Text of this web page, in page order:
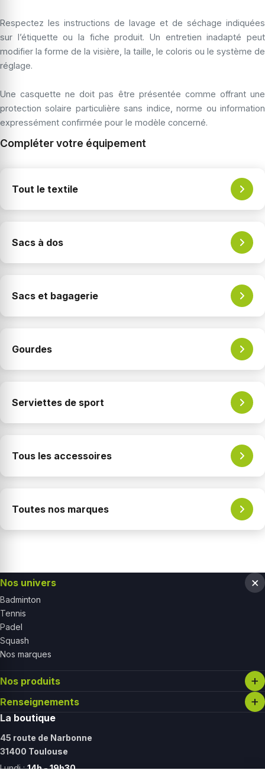
Respectez les instructions de lavage et de séchage indiquées
sur l’étiquette ou la fiche produit. Un entretien inadapté peut
modifier la forme de la visière, la taille, le coloris ou le système de
réglage.
Une casquette ne doit pas être présentée comme offrant une
protection solaire particulière sans indice, norme ou information
expressément confirmée pour le modèle concerné.
Compléter votre équipement
Tout le textile
Sacs à dos
Sacs et bagagerie
Gourdes
Serviettes de sport
Tous les accessoires
Toutes nos marques
Nos univers
Badminton
Tennis
Padel
Squash
Nos marques
Nos produits
Renseignements
La boutique
45 route de Narbonne
31400 Toulouse
Lundi :14h - 19h30